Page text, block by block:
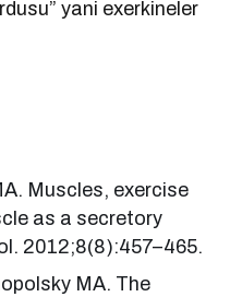
yani exerkineler
Muscles, exercise
as a secretory
2012;8(8):457–465.
MA. The